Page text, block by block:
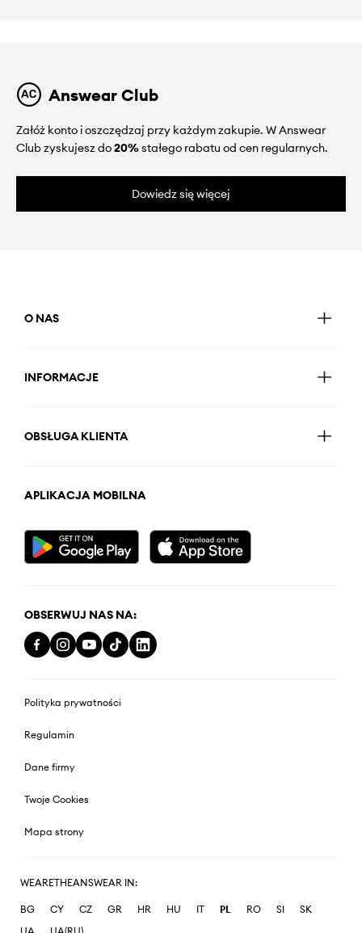
Answear Club
Załóż konto i oszczędzaj przy każdym zakupie. W Answear
Club zyskujesz do20%stałego rabatu od cen regularnych.
Dowiedz się więcej
O NAS
INFORMACJE
OBSŁUGA KLIENTA
APLIKACJA MOBILNA
OBSERWUJ NAS NA:
Polityka prywatności
Regulamin
Dane firmy
Twoje Cookies
Mapa strony
WEARETHEANSWEAR IN:
BG CY CZ GR HR HU IT PL RO SI
SK